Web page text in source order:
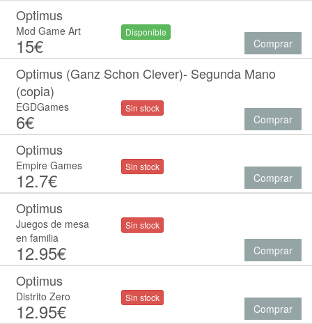
Optimus
Mod Game Art
15€
Disponible
Comprar
Optimus (Ganz Schon Clever)- Segunda Mano
(copia)
EGDGames
6€
Sin stock
Comprar
Optimus
Empire Games
12.7€
Sin stock
Comprar
Optimus
Juegos de mesa
en familia
12.95€
Sin stock
Comprar
Optimus
Distrito Zero
12.95€
Sin stock
Comprar